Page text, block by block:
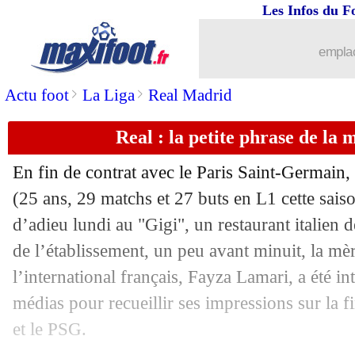
Actu foot> La Liga> Real Madrid
Les Infos du
Real : la petite phrase de la
En fin de contrat avec le Paris Saint-
(25 ans, 29 matchs et 27 buts en L1 cette
d’adieu lundi au "Gigi", un restaurant italien
de l’établissement, un peu avant minuit, la
l’international français, Fayza Lamari, a été
médias pour recueillir ses impressions sur la
et le PSG.
Milan: Maignan crispe ses dirigeants
21/05 Rennes
21/05 Angleterre: une liste sans Rashford
21/05 EdF : Coman s'est bien entraîné avec
21/05 L1-L2: le calendrier des play-offs et
21/05 Portugal: la liste de Martinez pour
21/05 Real: Kroos, le vibrant hommage de
21/05 Angleterre